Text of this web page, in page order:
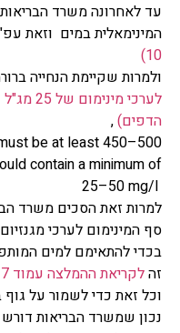
עד לאחרונה משרד
המינימאלית במים וזאת
10)
ולמרות שקיימת הנחייה
הדפים),
be at least 450–500
contain a minimum of
25–50 mg/l
למרות זאת הסכים משרד
בכדי להתאימם למים
זהלקריאת ההמלצה עמוד 7
וכל זאת כדי לשמור על גוף
נכון שמשרד הבריאות